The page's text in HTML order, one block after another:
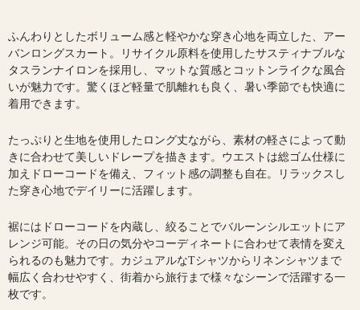
ふんわりとしたボリューム感と軽やかな穿き心地を両立した、アー
バンロングスカート。リサイクル原料を使用したサスティナブルな
タスランナイロンを採用し、マットな質感とコットンライクな風合
いが魅力です。驚くほど軽量で肌離れも良く、暑い季節でも快適に
着用できます。
たっぷりと生地を使用したロング丈ながら、素材の軽さによって動
きに合わせて美しいドレープを描きます。ウエストは総ゴム仕様に
加えドローコードを備え、フィット感の調整も自在。リラックスし
た穿き心地でデイリーに活躍します。
裾にはドローコードを内蔵し、絞ることでバルーンシルエットにア
レンジ可能。その日の気分やコーディネートに合わせて表情を変え
られるのも魅力です。カジュアルなTシャツからリネンシャツまで
幅広く合わせやすく、街着から旅行まで様々なシーンで活躍する一
枚です。